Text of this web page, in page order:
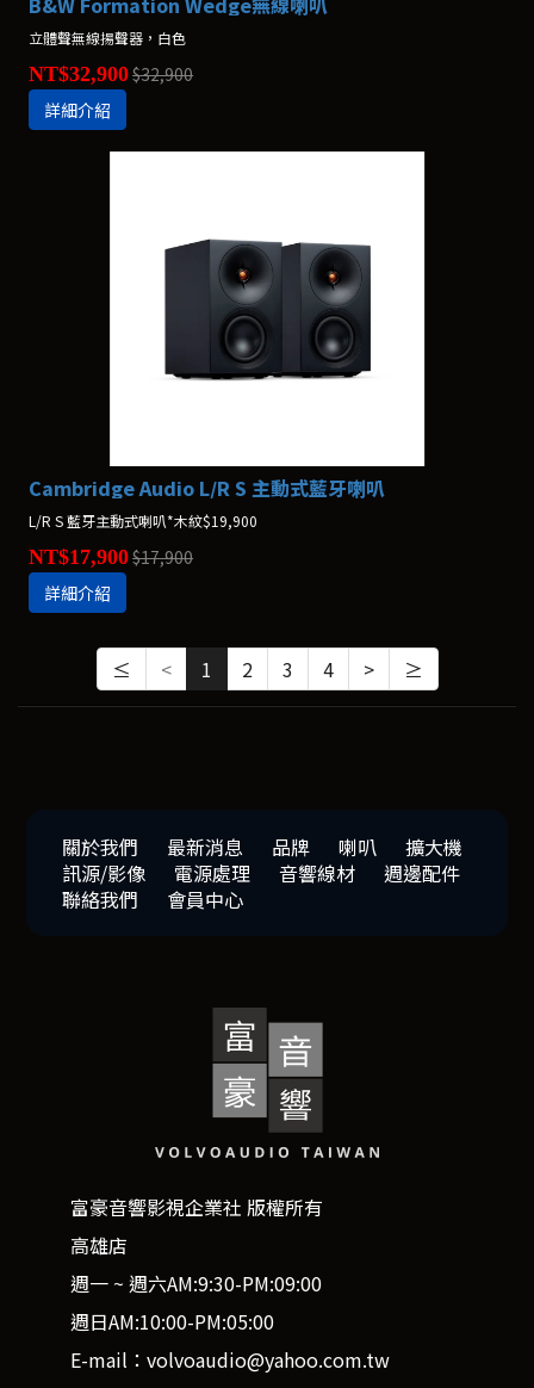
立體聲無線揚聲器，白色
NT$32,900$32,900
詳細介紹
Cambridge Audio L/R S 主動式藍牙喇叭
L/R S 藍牙主動式喇叭*木紋$19,900
NT$17,900$17,900
詳細介紹
≤ < 1 2 3 4 > ≥
關於我們 最新消息 品牌 喇叭
擴大機
訊源/影像
電源處理 音響線材
週邊配件
聯絡我們
會員中心
富豪音響影視企業社 版權所有
高雄店
週一 ~ 週六AM:9:30-PM:09:00
週日AM:10:00-PM:05:00
E-mail：volvoaudio@yahoo.com.tw